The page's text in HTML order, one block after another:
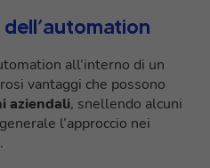
all’interno di un
vantaggi che possono
aziendali, snellendo alcuni
l’approccio nei